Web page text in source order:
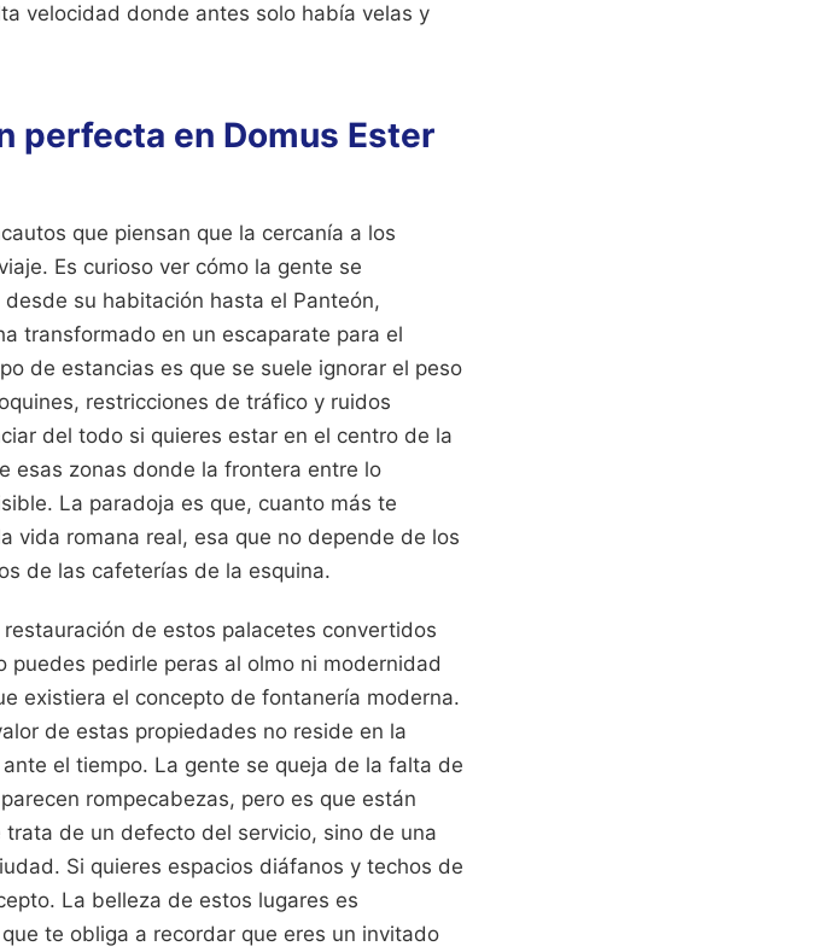
velocidad donde antes solo había velas y
perfecta en Domus Ester
que piensan que la cercanía a los
Es curioso ver cómo la gente se
su habitación hasta el Panteón,
transformado en un escaparate para el
de estancias es que se suele ignorar el peso
restricciones de tráfico y ruidos
del todo si quieres estar en el centro de la
esas zonas donde la frontera entre lo
La paradoja es que, cuanto más te
vida romana real, esa que no depende de los
de las cafeterías de la esquina.
de estos palacetes convertidos
puedes pedirle peras al olmo ni modernidad
existiera el concepto de fontanería moderna.
de estas propiedades no reside en la
el tiempo. La gente se queja de la falta de
rompecabezas, pero es que están
de un defecto del servicio, sino de una
Si quieres espacios diáfanos y techos de
La belleza de estos lugares es
te obliga a recordar que eres un invitado